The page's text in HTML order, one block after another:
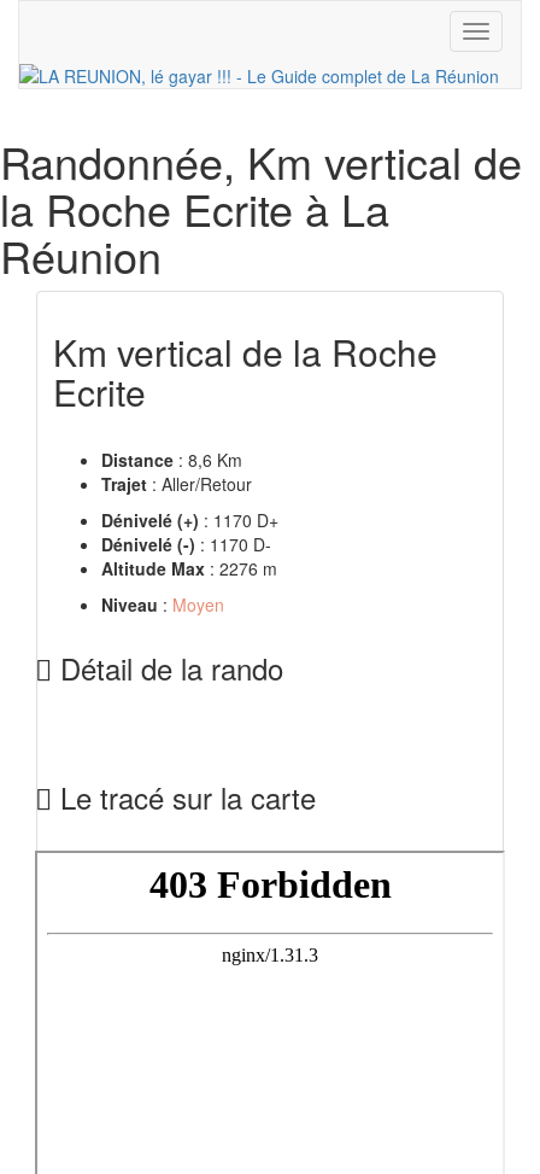
Toggle
Randonnée, Km vertical de
la Roche Ecrite à La
Réunion
Km vertical de la Roche
Ecrite
Distance : 8,6 Km
Trajet : Aller/Retour
Dénivelé (+) : 1170 D+
Dénivelé (-) : 1170 D-
Altitude Max : 2276 m
Niveau : Moyen
Détail de la rando
Le tracé sur la carte